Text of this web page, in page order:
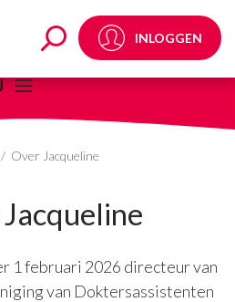
-INLOGGEN
/ Over Jacqueline
1 februari 2026 directeur van
van Doktersassistenten